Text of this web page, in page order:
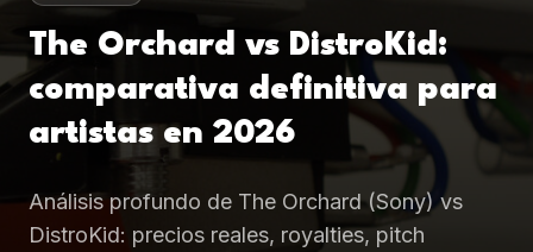
The Orchard vs DistroKid:
comparativa definitiva para
artistas en 2026
Análisis profundo de The Orchard (Sony) vs
DistroKid: precios reales, royalties, pitch